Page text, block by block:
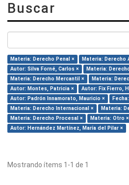
Buscar
Materia: Derecho Penal ×
Materia: Derecho
Autor: Silva Forné, Carlos ×
Materia:
Materia: Derecho Mercantil ×
Materia:
Autor: Montes, Patricia ×
Autor: Fix Fierro,
Autor: Padrón Innamorato, Mauricio ×
Materia: Derecho Internacional ×
Materia:
Materia: Derecho Procesal ×
Materia: Otro ×
Autor: Hernández Martínez, María del Pilar ×
Mostrando ítems 1-1 de 1